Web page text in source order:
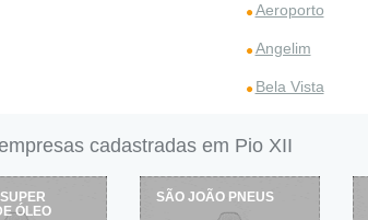
Aeroporto
Angelim
Bela Vista
cadastradas em Pio XII
ÓLEO
SÃO JOÃO PNEUS